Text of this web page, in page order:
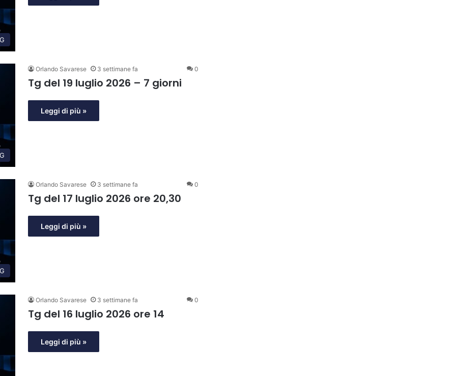
Orlando Savarese 3 settimane fa 0
Tg del 19 luglio 2026 – 7 giorni
Leggi di più »
Orlando Savarese 3 settimane fa 0
Tg del 17 luglio 2026 ore 20,30
Leggi di più »
Orlando Savarese 3 settimane fa 0
Tg del 16 luglio 2026 ore 14
Leggi di più »